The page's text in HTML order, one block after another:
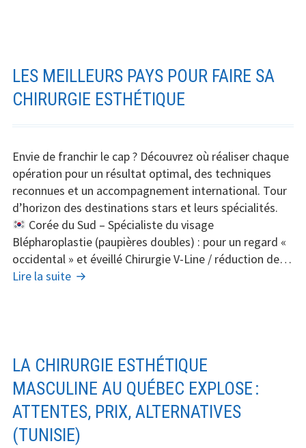
chirurgie
esthétique
LES MEILLEURS PAYS POUR FAIRE SA
CHIRURGIE ESTHÉTIQUE
Envie de franchir le cap ? Découvrez où réaliser chaque
opération pour un résultat optimal, des techniques
reconnues et un accompagnement international. Tour
d’horizon des destinations stars et leurs spécialités.
Corée du Sud – Spécialiste du visage
Blépharoplastie (paupières doubles) : pour un regard «
occidental » et éveillé Chirurgie V-Line / réduction de…
Lire la suite Les
sa
chirurgie
esthétique
LA CHIRURGIE ESTHÉTIQUE
MASCULINE AU QUÉBEC EXPLOSE :
ATTENTES, PRIX, ALTERNATIVES
(TUNISIE)